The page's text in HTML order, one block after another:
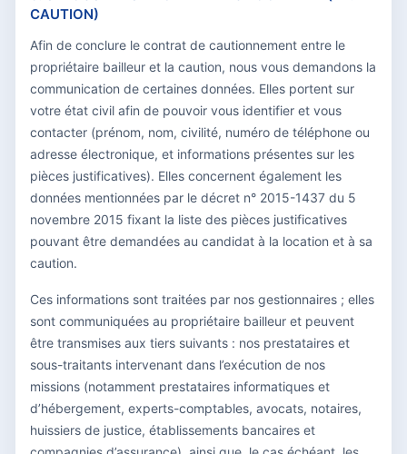
CAUTION)
Afin de conclure le contrat de cautionnement entre le
propriétaire bailleur et la caution, nous vous demandons la
communication de certaines données. Elles portent sur
votre état civil afin de pouvoir vous identifier et vous
contacter (prénom, nom, civilité, numéro de téléphone ou
adresse électronique, et informations présentes sur les
pièces justificatives). Elles concernent également les
données mentionnées par le décret n° 2015-1437 du 5
novembre 2015 fixant la liste des pièces justificatives
pouvant être demandées au candidat à la location et à sa
caution.
Ces informations sont traitées par nos gestionnaires ; elles
sont communiquées au propriétaire bailleur et peuvent
être transmises aux tiers suivants : nos prestataires et
sous-traitants intervenant dans l’exécution de nos
missions (notamment prestataires informatiques et
d’hébergement, experts-comptables, avocats, notaires,
huissiers de justice, établissements bancaires et